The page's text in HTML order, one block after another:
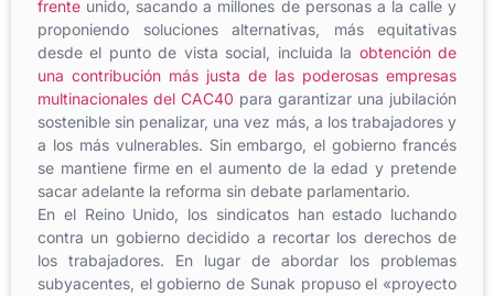
frente unido, sacando a millones de personas a la calle y
proponiendo soluciones alternativas, más equitativas
desde el punto de vista social, incluida la obtención de
una contribución más justa de las poderosas empresas
multinacionales del CAC40 para garantizar una jubilación
sostenible sin penalizar, una vez más, a los trabajadores y
a los más vulnerables. Sin embargo, el gobierno francés
se mantiene firme en el aumento de la edad y pretende
sacar adelante la reforma sin debate parlamentario.
En el Reino Unido, los sindicatos han estado luchando
contra un gobierno decidido a recortar los derechos de
los trabajadores. En lugar de abordar los problemas
subyacentes, el gobierno de Sunak propuso el «proyecto